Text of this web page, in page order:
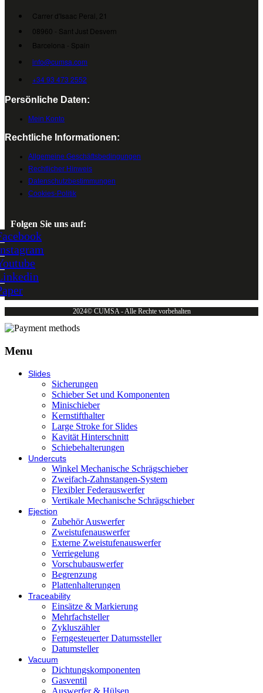
Carrer d'Isaac Peral, 21
08960 - Sant Just Desvern
Barcelona - Spain
info@cumsa.com
+34 93 473 2552
Persönliche Daten:
Mein Konto
Rechtliche Informationen:
Allgemeine Geschäftsbedingungen
Rechtlicher Hinweis
Datenschutzbestimmungen
Cookies-Politik
Folgen Sie uns auf:
2024© CUMSA - Alle Rechte vorbehalten
Menu
Slides
Sicherungen
Schieber Set und Komponenten
Minischieber
Kernstifthalter
Large Stroke for Slides
Kavität Hinterschnitt
Schiebehalterungen
Undercuts
Winkel Mechanische Schrägschieber
Zweifach-Zahnstangen-System
Flexibler Federauswerfer
Vertikale Mechanische Schrägschieber
Ejection
Zubehör Auswerfer
Zweistufenauswerfer
Externe Zweistufenauswerfer
Verriegelung
Vorschubauswerfer
Begrenzung
Plattenhalterungen
Traceability
Einsätze & Markierung
Mehrfachsteller
Zykluszähler
Ferngesteuerter Datumssteller
Datumsteller
Vacuum
Dichtungskomponenten
Gasventil